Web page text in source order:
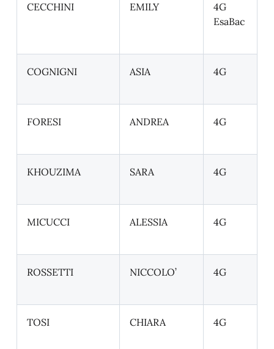
CECCHINI EMILY
4G
EsaBac
COGNIGNI ASIA 4G
FORESI ANDREA 4G
KHOUZIMA SARA 4G
MICUCCI ALESSIA 4G
ROSSETTI NICCOLO’ 4G
TOSI CHIARA 4G